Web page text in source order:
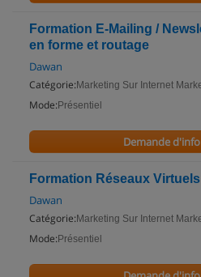
Formation E-Mailing /
en forme et routage
Dawan
Catégorie: Marketing Sur Internet
Mode: Présentiel
Demande
Formation Réseaux
Dawan
Catégorie: Marketing Sur Internet
Mode: Présentiel